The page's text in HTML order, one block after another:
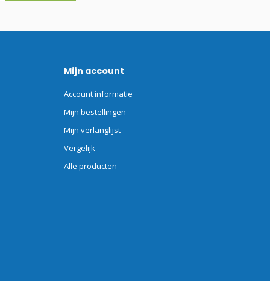
Mijn account
Account informatie
Mijn bestellingen
Mijn verlanglijst
Vergelijk
Alle producten